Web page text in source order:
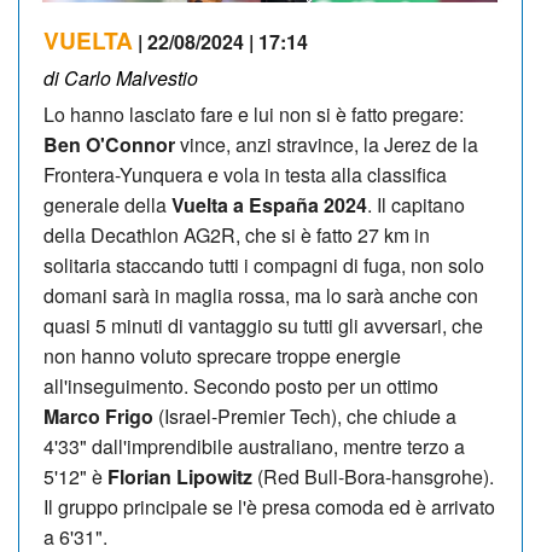
VUELTA | 22/08/2024 | 17:14
di Carlo Malvestio
Lo hanno lasciato fare e lui non si è fatto pregare:
Ben O'Connorvince, anzi stravince, la Jerez de la
Frontera-Yunquera e vola in testa alla classifica
generale dellaVuelta a España 2024. Il capitano
della Decathlon AG2R, che si è fatto 27 km in
solitaria staccando tutti i compagni di fuga, non solo
domani sarà in maglia rossa, ma lo sarà anche con
quasi 5 minuti di vantaggio su tutti gli avversari, che
non hanno voluto sprecare troppe energie
all'inseguimento. Secondo posto per un ottimo
Marco Frigo (Israel-Premier Tech), che chiude a
4'33" dall'imprendibile australiano, mentre terzo a
5'12" è Florian Lipowitz (Red Bull-Bora-hansgrohe).
Il gruppo principale se l'è presa comoda ed è arrivato
a 6'31".